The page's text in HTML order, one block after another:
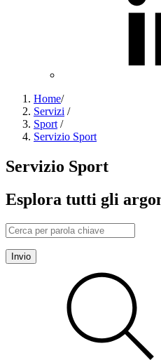
Home/
Servizi /
Sport /
Servizio Sport
Servizio Sport
Esplora tutti gli
Invio